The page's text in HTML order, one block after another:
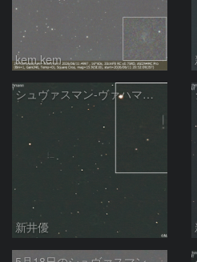
kem.kem
シュヴァスマン-ヴァハマン彗星 ( 29P )：2026/05/29
新井優